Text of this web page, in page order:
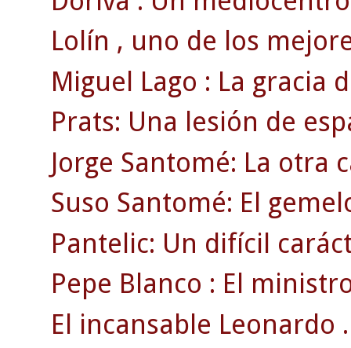
Lolín , uno de los
Miguel Lago : La gracia
Prats: Una lesión de
Jorge Santomé: La otra
Suso Santomé: El
Pantelic: Un difícil
Pepe Blanco : El
El incansable Leonardo .